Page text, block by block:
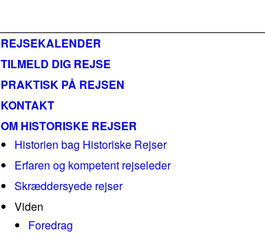
REJSEKALENDER
TILMELD DIG REJSE
PRAKTISK PÅ REJSEN
KONTAKT
OM HISTORISKE REJSER
Historien bag Historiske Rejser
Erfaren og kompetent rejseleder
Skræddersyede rejser
Viden
Foredrag